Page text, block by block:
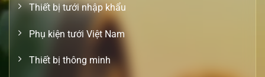
Thiết bị tưới nhập khẩu
Phụ kiện tưới Việt Nam
Thiết bị thông minh